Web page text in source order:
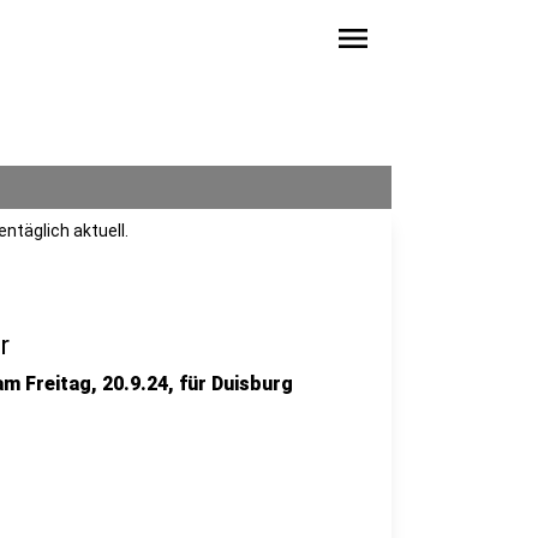
menu
aktuell.
Freitag, 20.9.24, für Duisburg